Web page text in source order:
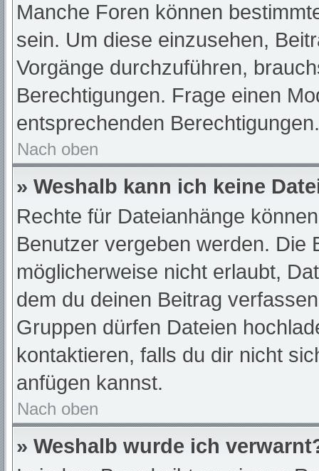
Manche Foren können
sein. Um diese einzusehen,
Vorgänge durchzuführen,
Berechtigungen. Frage einen
entsprechenden Berechtigungen.
Nach oben
» Weshalb kann ich keine
Rechte für Dateianhänge
Benutzer vergeben werden. Die
möglicherweise nicht erlaubt,
dem du deinen Beitrag
Gruppen dürfen Dateien
kontaktieren, falls du dir nicht
anfügen kannst.
Nach oben
» Weshalb wurde ich